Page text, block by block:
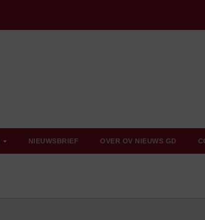
NIEUWSBRIEF OVER OV NIEUWS GD